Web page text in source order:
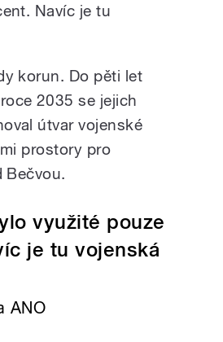
Navíc je tu
korun. Do pěti let
2035 se jejich
útvar vojenské
prostory pro
Bečvou.
využité pouze
je tu vojenská
ANO